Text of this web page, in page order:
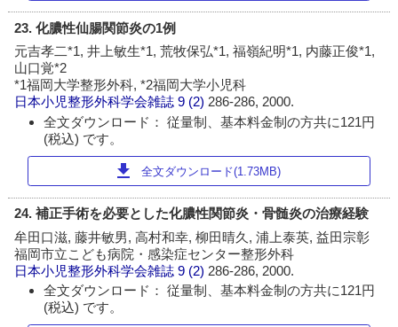
23. 化膿性仙腸関節炎の1例
元吉孝二*1, 井上敏生*1, 荒牧保弘*1, 福嶺紀明*1, 内藤正俊*1,
山口覚*2
*1福岡大学整形外科, *2福岡大学小児科
日本小児整形外科学会雑誌 9 (2)286-286, 2000.
全文ダウンロード： 従量制、基本料金制の方共に121円
(税込) です。
download 全文ダウンロード(1.73MB)
24. 補正手術を必要とした化膿性関節炎・骨髄炎の治療経験
牟田口滋, 藤井敏男, 高村和幸, 柳田晴久, 浦上泰英, 益田宗彰
福岡市立こども病院・感染症センター整形外科
日本小児整形外科学会雑誌 9 (2) 286-286, 2000.
全文ダウンロード： 従量制、基本料金制の方共に121円
(税込) です。